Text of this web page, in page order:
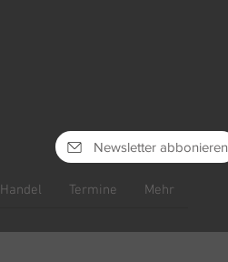
Newsletter abbonieren
Handel Termine Mehr